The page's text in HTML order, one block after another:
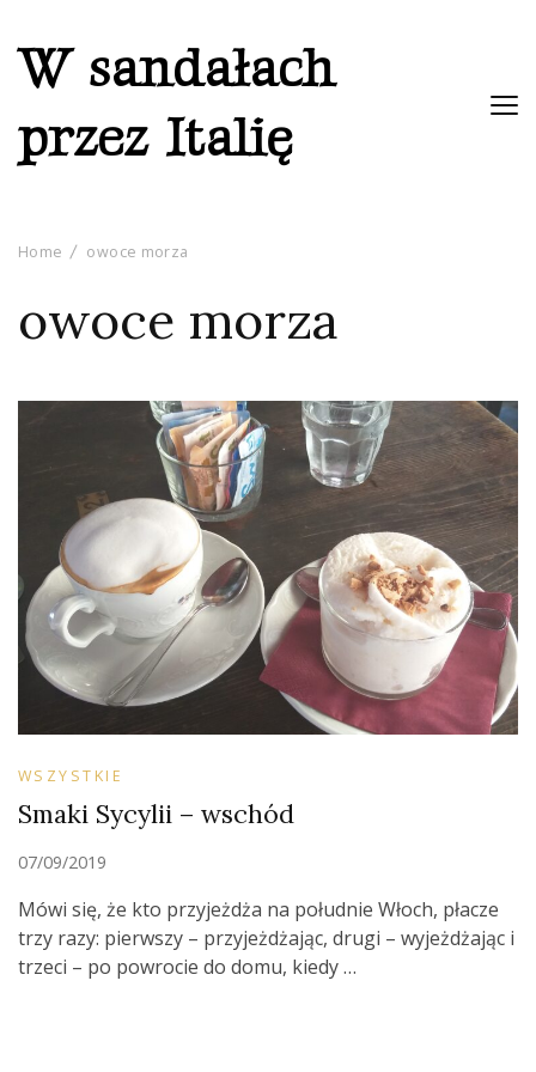
W sandałach
przez Italię
Home owoce morza
owoce morza
WSZYSTKIE
Smaki Sycylii – wschód
07/09/2019
Mówi się, że kto przyjeżdża na południe Włoch, płacze
trzy razy: pierwszy – przyjeżdżając, drugi – wyjeżdżając i
trzeci – po powrocie do domu, kiedy …